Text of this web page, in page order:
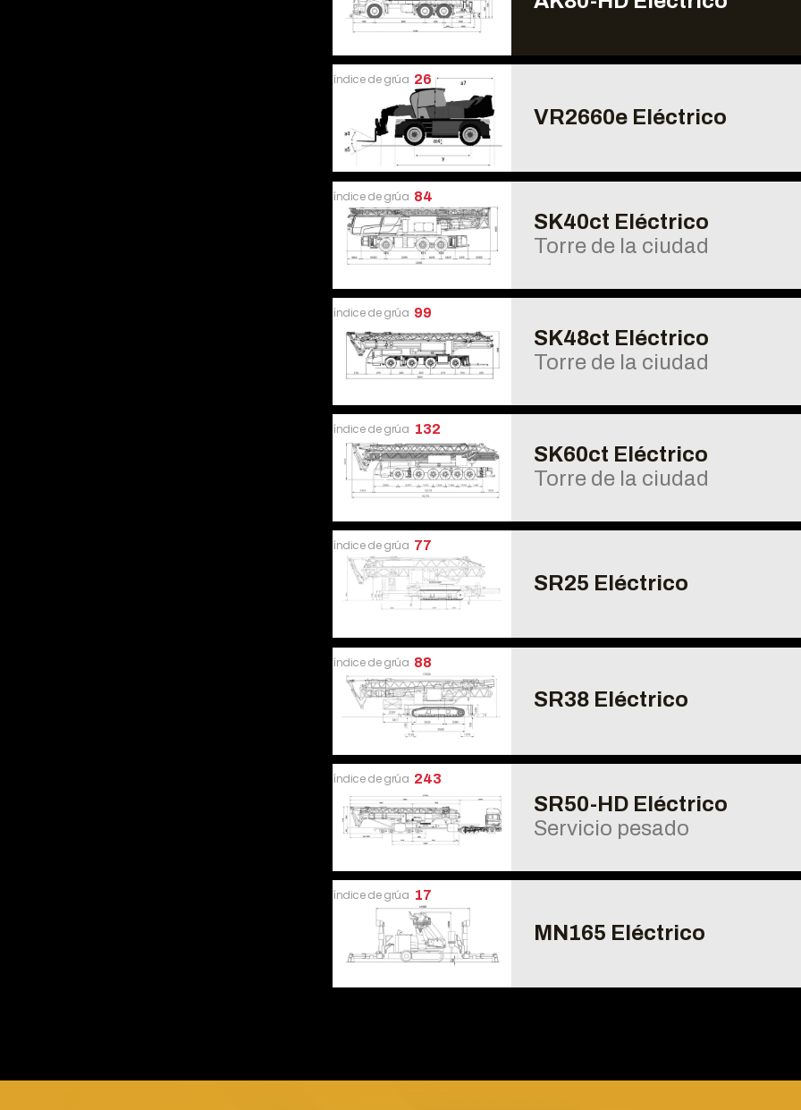
índice de grúa 26
VR2660e Eléctrico
índice de grúa 84
SK40ct Eléctrico
Torre de la ciudad
índice de grúa 99
SK48ct Eléctrico
Torre de la ciudad
índice de grúa 132
SK60ct Eléctrico
Torre de la ciudad
índice de grúa 77
SR25 Eléctrico
índice de grúa 88
SR38 Eléctrico
índice de grúa 243
SR50-HD Eléctrico
Servicio pesado
índice de grúa 17
MN165 Eléctrico